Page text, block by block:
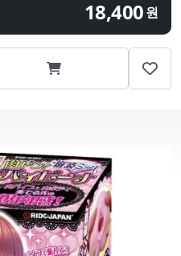
18,400원